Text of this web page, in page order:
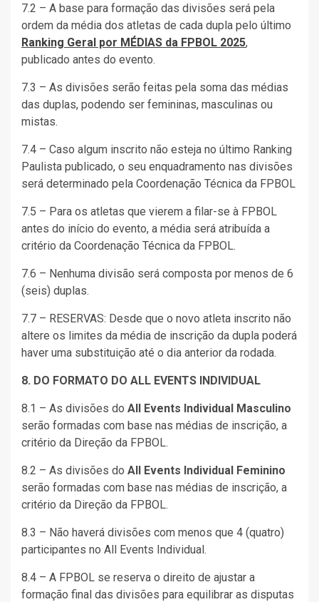
7.2 – A base para formação das divisões será pela
ordem da média dos atletas de cada dupla pelo último
Ranking Geral por MÉDIAS da FPBOL 2025,
publicado antes do evento.
7.3 – As divisões serão feitas pela soma das médias
das duplas, podendo ser femininas, masculinas ou
mistas.
7.4 – Caso algum inscrito não esteja no último Ranking
Paulista publicado, o seu enquadramento nas divisões
será determinado pela Coordenação Técnica da FPBOL
7.5 – Para os atletas que vierem a filar-se à FPBOL
antes do início do evento, a média será atribuída a
critério da Coordenação Técnica da FPBOL.
7.6 – Nenhuma divisão será composta por menos de 6
(seis) duplas.
7.7 – RESERVAS: Desde que o novo atleta inscrito não
altere os limites da média de inscrição da dupla poderá
haver uma substituição até o dia anterior da rodada.
8. DO FORMATO DO ALL EVENTS INDIVIDUAL
8.1 – As divisões do All Events Individual Masculino
serão formadas com base nas médias de inscrição, a
critério da Direção da FPBOL.
8.2 – As divisões do All Events Individual Feminino
serão formadas com base nas médias de inscrição, a
critério da Direção da FPBOL.
8.3 – Não haverá divisões com menos que 4 (quatro)
participantes no All Events Individual.
8.4 – A FPBOL se reserva o direito de ajustar a
formação final das divisões para equilibrar as disputas